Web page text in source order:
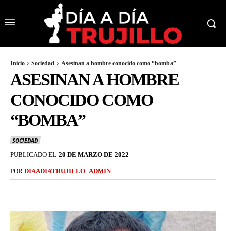
Inicio Sociedad Asesinan a hombre conocido como “bomba”
ASESINAN A HOMBRE
CONOCIDO COMO
“BOMBA”
SOCIEDAD
PUBLICADO EL 20 DE MARZO DE 2022
POR DIAADIATRUJILLO_ADMIN